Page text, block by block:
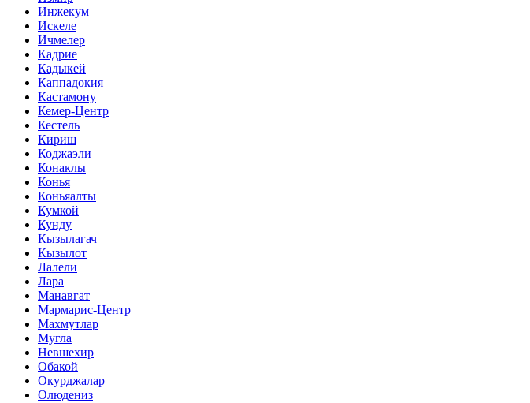
Инжекум
Искеле
Ичмелер
Кадрие
Кадыкей
Каппадокия
Кастамону
Кемер-Центр
Кестель
Кириш
Коджаэли
Конаклы
Конья
Коньяалты
Кумкой
Кунду
Кызылагач
Кызылот
Лалели
Лара
Манавгат
Мармарис-Центр
Махмутлар
Мугла
Невшехир
Обакой
Окурджалар
Олюдениз